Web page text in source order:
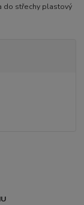
do střechy plastový